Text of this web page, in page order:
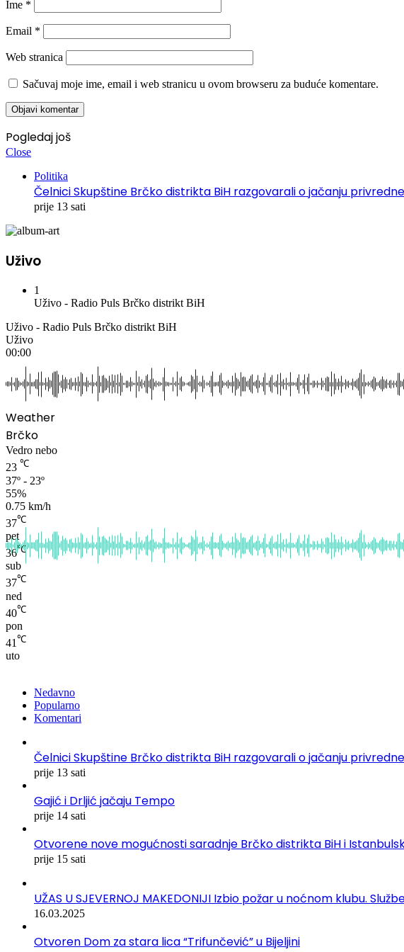
Ime *
Email *
Web stranica
Sačuvaj moje ime, email i web stranicu u ovom browseru za buduće komentare.
Pogledaj još
Close
Politika
Čelnici Skupštine Brčko distrikta BiH razgovarali o jačanju
prije 13 sati
Uživo
1
Uživo - Radio Puls Brčko distrikt BiH
Uživo - Radio Puls Brčko distrikt BiH
Uživo
00:00
Weather
Brčko
Vedro nebo
23 ℃
37º - 23º
55%
0.75 km/h
37℃
pet
36℃
sub
37℃
ned
40℃
pon
41 ℃
uto
Nedavno
Popularno
Komentari
Čelnici Skupštine Brčko distrikta BiH razgovarali o jačanju
prije 13 sati
Gajić i Drljić jačaju Tempo
prije 14 sati
Otvorene nove mogućnosti saradnje Brčko distrikta BiH i
prije 15 sati
UŽAS U SJEVERNOJ MAKEDONIJI Izbio požar u noćnom klubu.
16.03.2025
Otvoren Dom za stara lica “Trifunčević” u Bijeljini